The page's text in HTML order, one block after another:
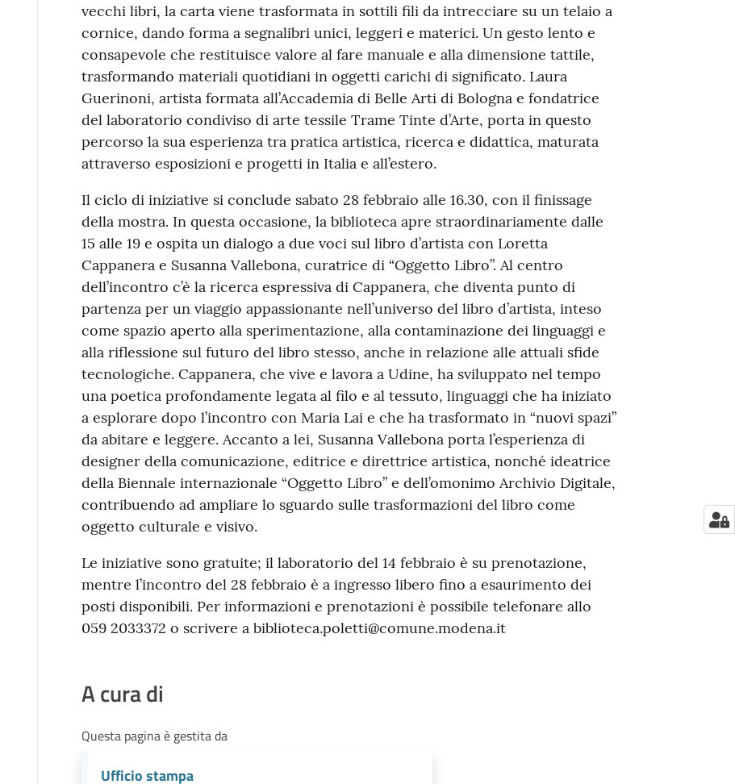
vecchi libri, la carta viene trasformata in sottili fili da intrecciare su un telaio a
cornice, dando forma a segnalibri unici, leggeri e materici. Un gesto lento e
consapevole che restituisce valore al fare manuale e alla dimensione tattile,
trasformando materiali quotidiani in oggetti carichi di significato. Laura
Guerinoni, artista formata all’Accademia di Belle Arti di Bologna e fondatrice
del laboratorio condiviso di arte tessile Trame Tinte d’Arte, porta in questo
percorso la sua esperienza tra pratica artistica, ricerca e didattica, maturata
attraverso esposizioni e progetti in Italia e all’estero.
Il ciclo di iniziative si conclude sabato 28 febbraio alle 16.30, con il finissage
della mostra. In questa occasione, la biblioteca apre straordinariamente dalle
15 alle 19 e ospita un dialogo a due voci sul libro d’artista con Loretta
Cappanera e Susanna Vallebona, curatrice di “Oggetto Libro”. Al centro
dell’incontro c’è la ricerca espressiva di Cappanera, che diventa punto di
partenza per un viaggio appassionante nell’universo del libro d’artista, inteso
come spazio aperto alla sperimentazione, alla contaminazione dei linguaggi e
alla riflessione sul futuro del libro stesso, anche in relazione alle attuali sfide
tecnologiche. Cappanera, che vive e lavora a Udine, ha sviluppato nel tempo
una poetica profondamente legata al filo e al tessuto, linguaggi che ha iniziato
a esplorare dopo l’incontro con Maria Lai e che ha trasformato in “nuovi spazi”
da abitare e leggere. Accanto a lei, Susanna Vallebona porta l’esperienza di
designer della comunicazione, editrice e direttrice artistica, nonché ideatrice
della Biennale internazionale “Oggetto Libro” e dell’omonimo Archivio Digitale,
contribuendo ad ampliare lo sguardo sulle trasformazioni del libro come
oggetto culturale e visivo.
Le iniziative sono gratuite; il laboratorio del 14 febbraio è su prenotazione,
mentre l’incontro del 28 febbraio è a ingresso libero fino a esaurimento dei
posti disponibili. Per informazioni e prenotazioni è possibile telefonare allo
059 2033372 o scrivere a biblioteca.poletti@comune.modena.it
A cura di
Questa pagina è gestita da
Ufficio stampa